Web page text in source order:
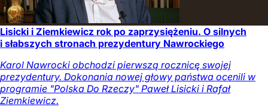
Lisicki i Ziemkiewicz rok po zaprzysiężeniu. O silnych
i słabszych stronach prezydentury Nawrockiego
Karol Nawrocki obchodzi pierwszą rocznicę swojej
prezydentury. Dokonania nowej głowy państwa ocenili w
programie "Polska Do Rzeczy" Paweł Lisicki i Rafał
Ziemkiewicz.